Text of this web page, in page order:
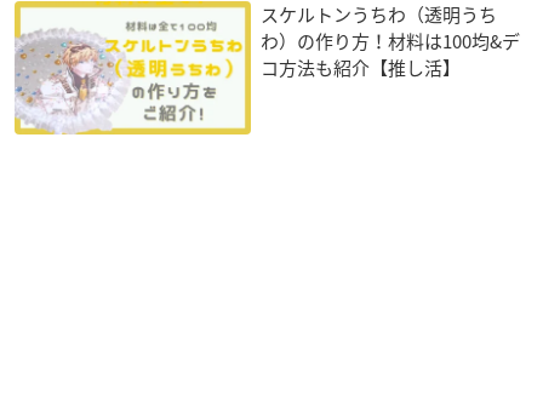
スケルトンうちわ（透明うち
わ）の作り方！材料は100均&デ
コ方法も紹介【推し活】